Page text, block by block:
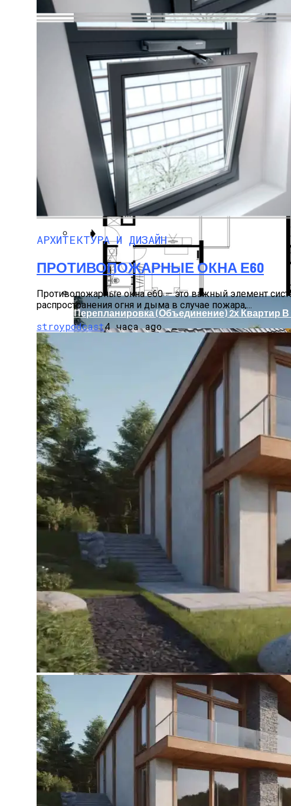
Поездка В Волковыск
Курорты Казахстана. Боровое
Один День В Москве
Акустический Комфорт В Офисах С
Нанесение Гидроизоляции С Микросферами
Влияние Ветровой Нагрузки На
Восстановление Фасадов С Декоративной
ПРОТИВОПОЖАРНЫЕ ОКНА Е60
Перепланировка (объединение) 2х Квартир
Выбор Однокомнатной Квартиры
Лист Стальной Б/у: Особенности Материала
АРХИТЕКТУРА И ДИЗАЙН
ПРОТИВОПОЖАРНЫЕ ОКНА Е60
Противопожарные окна е60 — это важный элемент
распространения огня и дыма в случае пожара,...
stroypodcast4 часа ago